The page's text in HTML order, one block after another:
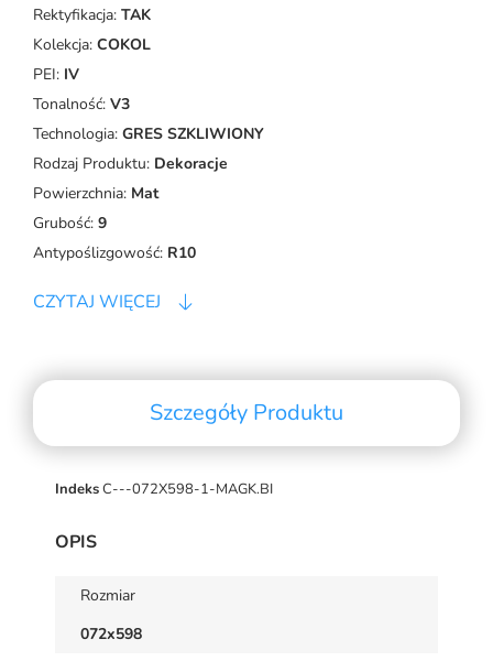
Rektyfikacja: TAK
Kolekcja: COKOL
PEI: IV
Tonalność: V3
Technologia: GRES SZKLIWIONY
Rodzaj Produktu: Dekoracje
Powierzchnia: Mat
Grubość: 9
Antypoślizgowość: R10
CZYTAJ WIĘCEJ
Szczegóły Produktu
IndeksC---072X598-1-MAGK.BI
OPIS
Rozmiar
072x598